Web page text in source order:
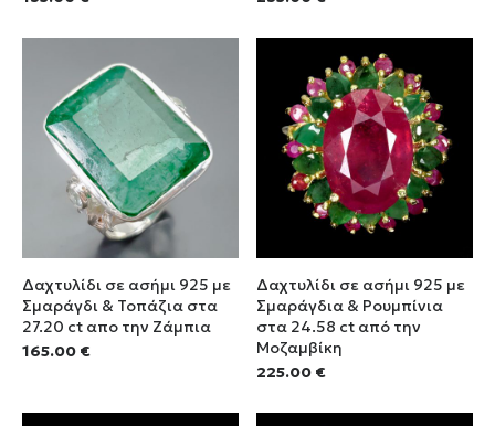
Δαχτυλίδι σε ασήμι 925 με
Σμαράγδι & Τοπάζια στα
27.20 ct απο την Ζάμπια
165.00 €
Δαχτυλίδι σε ασήμι 925 με
Σμαράγδια & Ρουμπίνια
στα 24.58 ct από την
Μοζαμβίκη
225.00 €